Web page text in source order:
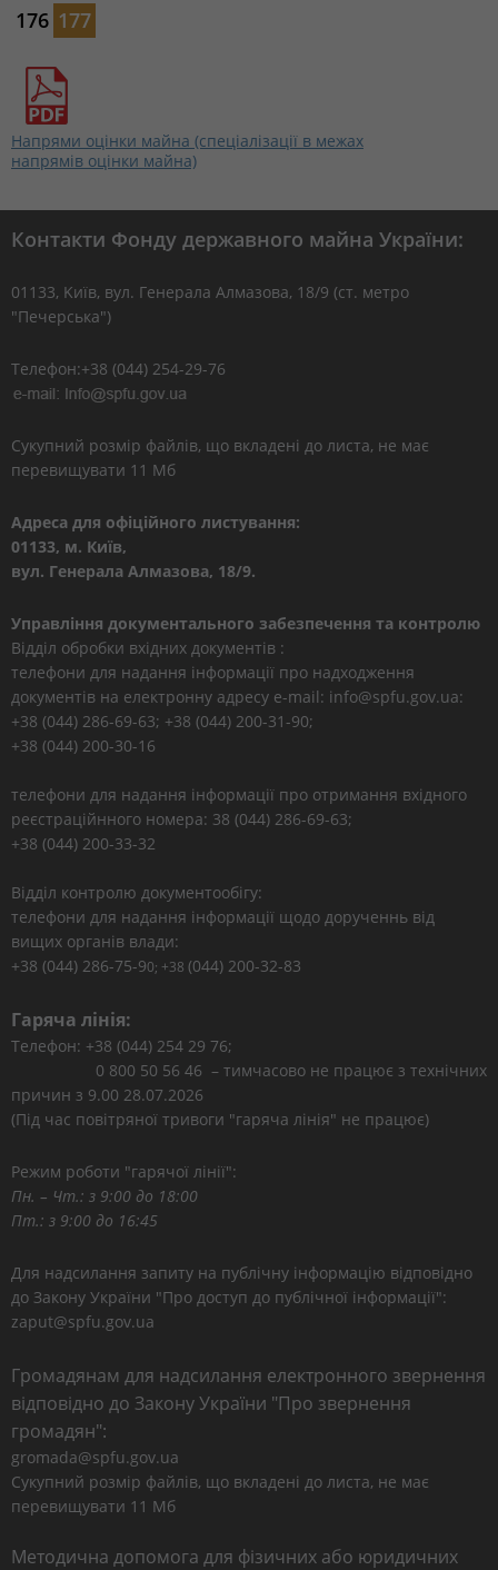
176 177
Напрями оцінки майна (спеціалізації в межах
напрямів оцінки майна)
Контакти Фонду державного майна України:
01133, Kиїв, вул. Генерала Алмазова, 18/9 (ст. метро
"Печерська")
Телефон:+38 (044) 254-29-76
Сукупний розмір файлів, що вкладені до листа, не має
перевищувати 11 Мб
Адреса для офіційного листування:
01133, м. Київ,
вул. Генерала Алмазова, 18/9.
Управління документального забезпечення та контролю
Відділ обробки вхідних документів :
телефони для надання інформації про надходження
документів на електронну адресу e-mail: info@spfu.gov.ua:
+38 (044) 286-69-63; +38 (044) 200-31-90;
+38 (044) 200-30-16
телефони для надання інформації про отримання вхідного
реєстраційнного номера: 38 (044) 286-69-63;
+38 (044) 200-33-32
Відділ контролю документообігу:
телефони для надання інформації щодо дорученнь від
вищих органів влади:
+38 (044) 286-75-90; +38 (044) 200-32-83
Гаряча лінія:
Телефон: +38 (044) 254 29 76;
0 800 50 56 46 – тимчасово не працює з технічних
причин з 9.00 28.07.2026
(Під час повітряної тривоги "гаряча лінія" не працює)
Режим роботи "гарячої лінії":
Пн. – Чт.: з 9:00 до 18:00
Пт.: з 9:00 до 16:45
Для надсилання запиту на публічну інформацію відповідно
до Закону України "Про доступ до публічної інформації":
zaput@spfu.gov.ua
Громадянам для надсилання електронного звернення
відповідно до Закону України "Про звернення
громадян":
gromada@spfu.gov.ua
Сукупний розмір файлів, що вкладені до листа, не має
перевищувати 11 Мб
Методична допомога для фізичних або юридичних